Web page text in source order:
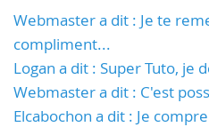
Webmaster a dit : Je te
compliment...
Logan a dit : Super Tuto, je
Webmaster a dit : C'est
Elcabochon a dit : Je